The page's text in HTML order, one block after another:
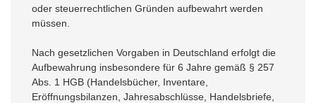
oder steuerrechtlichen Gründen aufbewahrt werden
müssen.
Nach gesetzlichen Vorgaben in Deutschland erfolgt die
Aufbewahrung insbesondere für 6 Jahre gemäß § 257
Abs. 1 HGB (Handelsbücher, Inventare,
Eröffnungsbilanzen, Jahresabschlüsse, Handelsbriefe,